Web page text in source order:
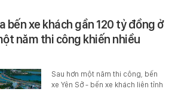
bến xe khách gần 120 tỷ đồng ở
năm thi công khiến nhiều
Sau hơn một năm thi công, bến
xe Yên Sở - bến xe khách liên tỉnh